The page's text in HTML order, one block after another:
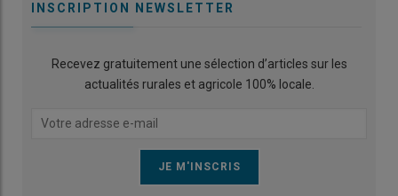
INSCRIPTION NEWSLETTER
Recevez gratuitement une sélection d’articles sur les
actualités rurales et agricole 100% locale.